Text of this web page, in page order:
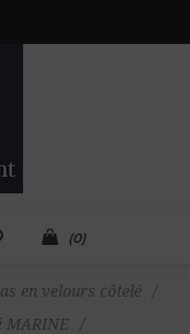
(0)
en velours côtelé
/
MARINE
/